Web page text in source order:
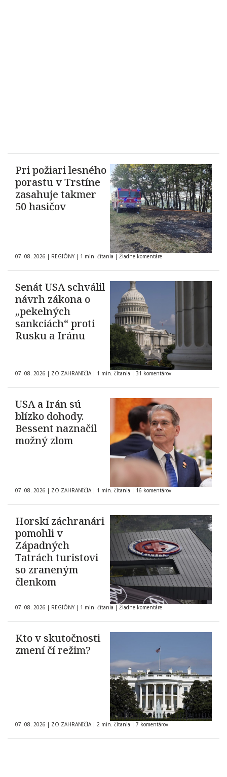
Pri požiari lesného
porastu v Trstíne
zasahuje takmer
50 hasičov
07. 08. 2026 | REGIÓNY | 1 min. čítania | Žiadne komentáre
Senát USA schválil
návrh zákona o
„pekelných
sankciách“ proti
Rusku a Iránu
07. 08. 2026 | ZO ZAHRANIČIA | 1 min. čítania | 31 komentárov
USA a Irán sú
blízko dohody.
Bessent naznačil
možný zlom
07. 08. 2026 | ZO ZAHRANIČIA | 1 min. čítania | 16 komentárov
Horskí záchranári
pomohli v
Západných
Tatrách turistovi
so zraneným
členkom
07. 08. 2026 | REGIÓNY | 1 min. čítania | Žiadne komentáre
Kto v skutočnosti
zmení čí režim?
07. 08. 2026 | ZO ZAHRANIČIA | 2 min. čítania | 7 komentárov